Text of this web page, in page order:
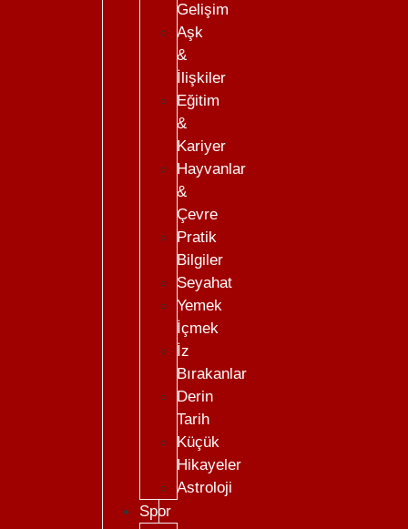
Gelişim
Aşk
&
İlişkiler
Eğitim
&
Kariyer
Hayvanlar
&
Çevre
Pratik
Bilgiler
Seyahat
Yemek
İçmek
İz
Bırakanlar
Derin
Tarih
Küçük
Hikayeler
Astroloji
Spor